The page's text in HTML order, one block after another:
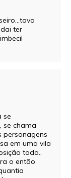
ter
se
se chama
personagens
em uma vila
toda..
o então